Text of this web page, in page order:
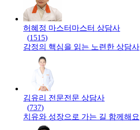
허혜정 마스터 마스터 상담사
(1515)
감정의 핵심을 읽는 노련한 상담사
김유리 전문전문 상담사
(737)
치유와 성장으로 가는 길 함께해요